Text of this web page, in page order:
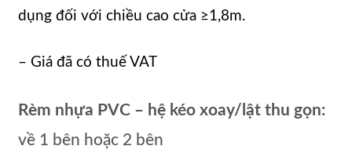
dụng đối với chiều cao cửa ≥1,8m.
– Giá đã có thuế VAT
Rèm nhựa PVC – hệ kéo xoay/lật thu gọn:
về 1 bên hoặc 2 bên